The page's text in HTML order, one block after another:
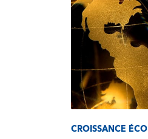
CROISSANCE